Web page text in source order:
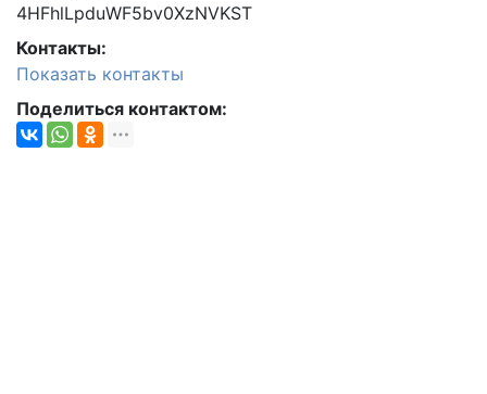
4HFhlLpduWF5bv0XzNVKST
Контакты:
Показать контакты
Поделиться контактом: